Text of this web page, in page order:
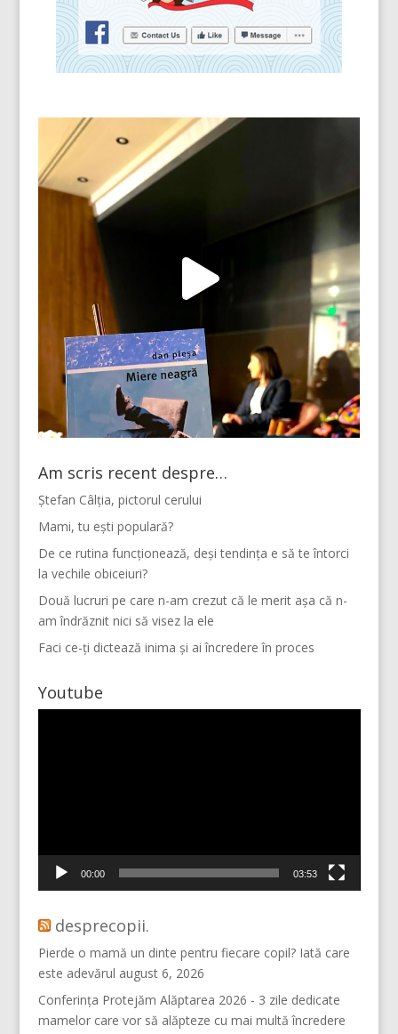
Am scris recent despre…
Ștefan Câlția, pictorul cerului
Mami, tu ești populară?
De ce rutina funcționează, deși tendința e să te întorci
la vechile obiceiuri?
Două lucruri pe care n-am crezut că le merit așa că n-
am îndrăznit nici să visez la ele
Faci ce-ți dictează inima și ai încredere în proces
Youtube
00:00 03:53
desprecopii.
Pierde o mamă un dinte pentru fiecare copil? Iată care
este adevărul august 6, 2026
Conferința Protejăm Alăptarea 2026 - 3 zile dedicate
mamelor care vor să alăpteze cu mai multă încredere